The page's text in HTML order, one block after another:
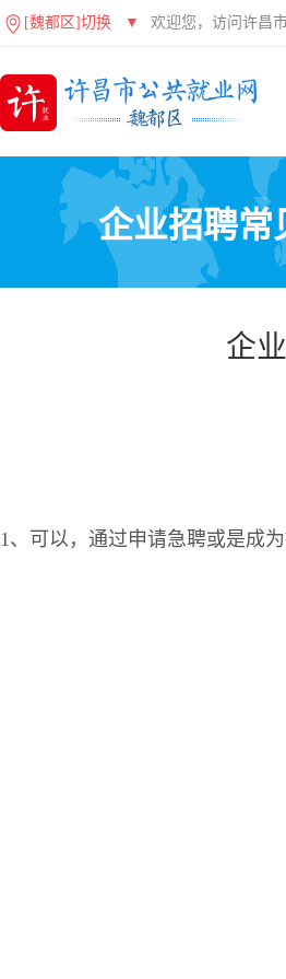
[魏都区]切换 ▼ 欢迎您，访问许昌
企业招聘常
企
1、可以，通过申请急聘或是成